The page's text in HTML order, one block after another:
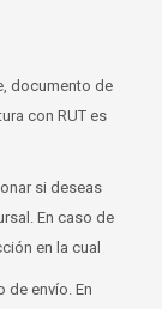
documento de
con RUT es
si deseas
En caso de
en la cual
de envío. En